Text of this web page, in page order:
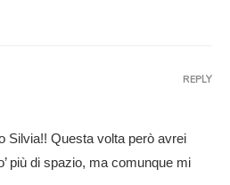
Silvia!! Questa volta però avrei
più di spazio, ma comunque mi
REPLY